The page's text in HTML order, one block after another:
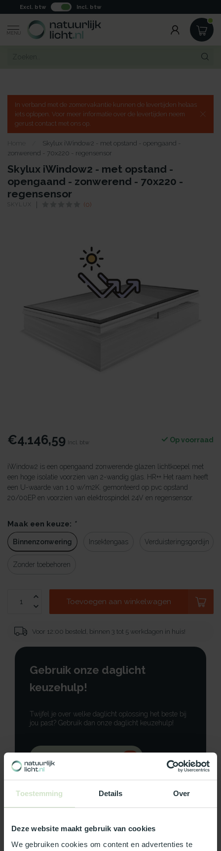
Toestemming Details Over
Deze website maakt gebruik van cookies
We gebruiken cookies om content en advertenties te
Excl. btw Incl. btw
MENU
In verband met de zomervakantie kunnen de levertijden helaas
iets oplopen. Voor meer informatie over de levertijden neem
gerust contact met ons op.
Home
Skylux iWindow2 - met opstand - opengaand -
zonwerend - 70x220 - regensensor
Skylux iWindow2 - met opstand -
opengaand - zonwerend - 70x220 -
regensensor
SKYLUX (0)
€4.146,59 Incl. btw Op voorraad
iWindow2 is een opengaand zonwerende glazen lichtkoepel met
een hoge isolatie voorzien van 2-wandig glas. HR++ Het raam heeft
een U-waarde van 1.0 w/m2K. gemonteerd op pvc opstand
20/00EP en voorzien van elektrospindel 24V en regensensor.
Maak een keuze: *
Binnenzonwering Insektengaas Verduisteringsgordijn
Zonder toebehoren
Toevoegen aan winkelwagen
Voor 12:00 besteld, binnen 3 tot 5 werkdagen in huis!
Gebruik onze daglicht
keuzehulp!
Twijfel je over welke daglicht oplossing het beste bij
jou past? Gebruik dan onze daglicht keuzehulp!
Neem contact op
Productomschrijving